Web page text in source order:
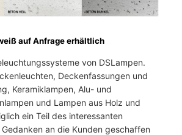
auf Anfrage erhältlich
von DSLampen.
Deckenfassungen und
Keramiklampen, Alu- und
und Lampen aus Holz und
ein Teil des interessanten
an die Kunden geschaffen